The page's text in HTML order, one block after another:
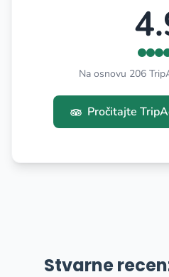
Na osnovu 206
Pročitajte
Stvarne